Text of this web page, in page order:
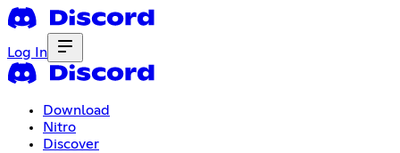
Log In
Download
Nitro
Discover